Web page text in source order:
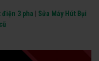
điện 3 pha
Sửa Máy Hút Bụi